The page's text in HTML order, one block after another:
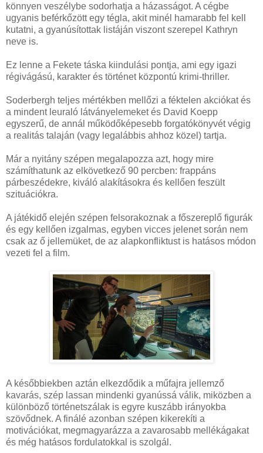
könnyen veszélybe sodorhatja a házasságot. A cégbe
ugyanis beférkőzött egy tégla, akit minél hamarabb fel kell
kutatni, a gyanúsítottak listáján viszont szerepel Kathryn
neve is.
Ez lenne a Fekete táska kiindulási pontja, ami egy igazi
régivágású, karakter és történet központú krimi-thriller.
Soderbergh teljes mértékben mellőzi a féktelen akciókat és
a mindent leuraló látványelemeket és David Koepp
egyszerű, de annál működőképesebb forgatókönyvét végig
a realitás talaján (vagy legalábbis ahhoz közel) tartja.
Már a nyitány szépen megalapozza azt, hogy mire
számíthatunk az elkövetkező 90 percben: frappáns
párbeszédekre, kiváló alakításokra és kellően feszült
szituációkra.
A játékidő elején szépen felsorakoznak a főszereplő figurák
és egy kellően izgalmas, egyben vicces jelenet során nem
csak az ő jellemüket, de az alapkonfliktust is hatásos módon
vezeti fel a film.
A későbbiekben aztán elkezdődik a műfajra jellemző
kavarás, szép lassan mindenki gyanússá válik, miközben a
különböző történetszálak is egyre kuszább irányokba
szövődnek. A finálé azonban szépen kikerekíti a
motivációkat, megmagyarázza a zavarosabb mellékágakat
és még hatásos fordulatokkal is szolgál.